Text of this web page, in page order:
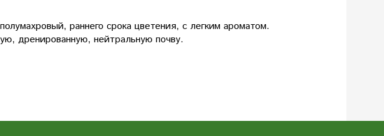
раннего срока цветения, с легким ароматом.
дренированную, нейтральную почву.